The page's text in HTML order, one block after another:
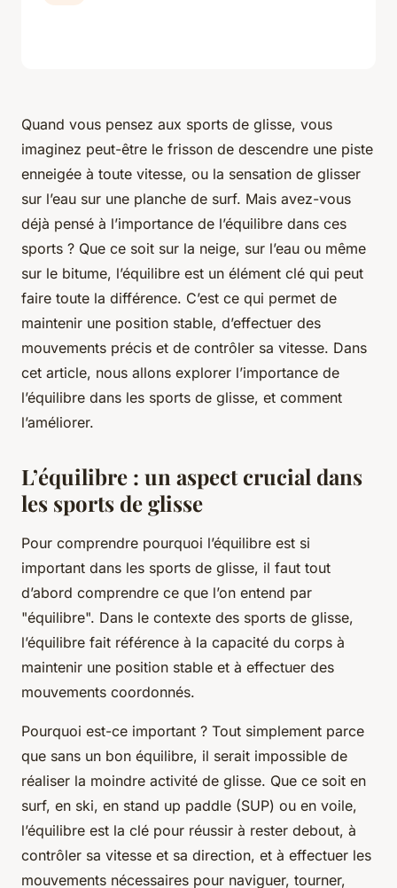
Quand vous pensez aux sports de glisse, vous
imaginez peut-être le frisson de descendre une piste
enneigée à toute vitesse, ou la sensation de glisser
sur l’eau sur une planche de surf. Mais avez-vous
déjà pensé à l’importance de l’équilibre dans ces
sports ? Que ce soit sur la neige, sur l’eau ou même
sur le bitume, l’équilibre est un élément clé qui peut
faire toute la différence. C’est ce qui permet de
maintenir une position stable, d’effectuer des
mouvements précis et de contrôler sa vitesse. Dans
cet article, nous allons explorer l’importance de
l’équilibre dans les sports de glisse, et comment
l’améliorer.
L’équilibre : un aspect crucial dans
les sports de glisse
Pour comprendre pourquoi l’équilibre est si
important dans les sports de glisse, il faut tout
d’abord comprendre ce que l’on entend par
"équilibre". Dans le contexte des sports de glisse,
l’équilibre fait référence à la capacité du corps à
maintenir une position stable et à effectuer des
mouvements coordonnés.
Pourquoi est-ce important ? Tout simplement parce
que sans un bon équilibre, il serait impossible de
réaliser la moindre activité de glisse. Que ce soit en
surf, en ski, en stand up paddle (SUP) ou en voile,
l’équilibre est la clé pour réussir à rester debout, à
contrôler sa vitesse et sa direction, et à effectuer les
mouvements nécessaires pour naviguer, tourner,